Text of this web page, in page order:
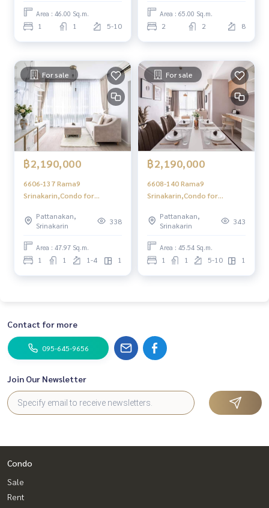
Area : 46.00 Sq.m.
1 1 5-10
Area : 65.00 Sq.m.
2 2 8
For sale
฿2,190,000
6606-137 Rama9
Srinakarin,Condo for
Ramkhamhaeng,The IRIS
Rama 9-Srinakarin,Fully
Furnished.
Pattanakan,
Srinakarin
338
Area : 47.97 Sq.m.
1 1 1-4 1
For sale
฿2,190,000
6608-140 Rama9
Srinakarin,Condo for
Ramkhamhaeng,The IRIS
Rama 9-Srinakarin,Fully
Furnished.
Pattanakan,
Srinakarin
343
Area : 45.54 Sq.m.
1 1 5-10 1
Contact for more
095-645-9656
Join Our Newsletter
Condo
Sale
Rent